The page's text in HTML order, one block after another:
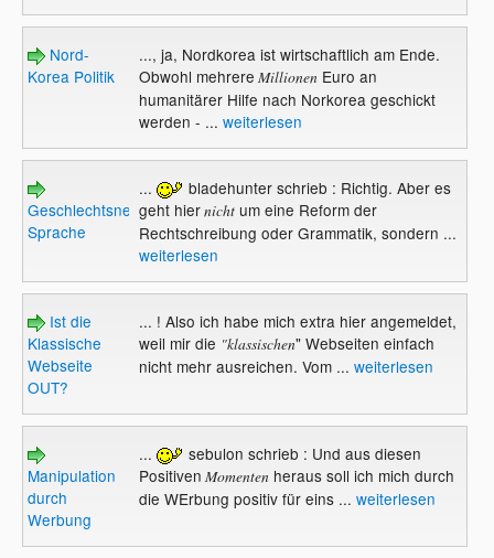
Nord-
Korea Politik
..., ja, Nordkorea ist wirtschaftlich am Ende.
Obwohl mehrere MillionenEuro an
humanitärer Hilfe nach Norkorea geschickt
werden - ... weiterlesen
Geschlechtsneutrale
Sprache
...
bladehunter schrieb : Richtig. Aber es
geht hiernichtum eine Reform der
Rechtschreibung oder Grammatik, sondern ...
weiterlesen
Ist die
Klassische
Webseite
OUT?
... ! Also ich habe mich extra hier angemeldet,
weil mir die "klassischen" Webseiten einfach
nicht mehr ausreichen. Vom ... weiterlesen
Manipulation
durch
Werbung
...
sebulon schrieb : Und aus diesen
Positiven Momentenheraus soll ich mich durch
die WErbung positiv für eins ... weiterlesen